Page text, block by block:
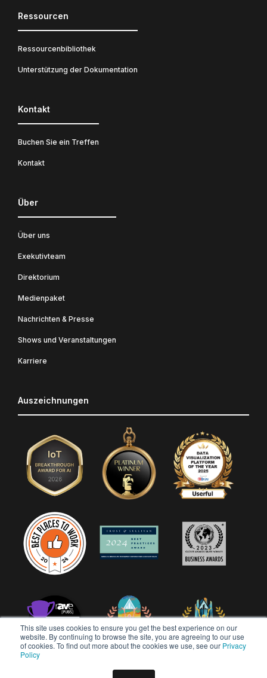
This site uses cookies to ensure you get the best experience on our
website. By continuing to browse the site, you are agreeing to our use
of cookies. To find out more about the cookies we use, see our Privacy
Policy
Ressourcen
Ressourcenbibliothek
Unterstützung der Dokumentation
Kontakt
Buchen Sie ein Treffen
Kontakt
Über
Über uns
Exekutivteam
Direktorium
Medienpaket
Nachrichten & Presse
Shows und Veranstaltungen
Karriere
Auszeichnungen